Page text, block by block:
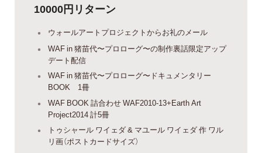
10000円リターン
ウォールアートプロジェクトからお礼のメール
WAF in 猪苗代〜プロローグ〜の制作裏話限定アップ
デート配信
WAF in 猪苗代〜プロローグ〜ドキュメンタリー
BOOK 1冊
WAF BOOK 詰合わせ WAF2010-13+Earth Art
Project2014 計5冊
トゥシャール ワイェダ & マユール ワイェダ 作 ワル
リ画（ポストカードサイズ）